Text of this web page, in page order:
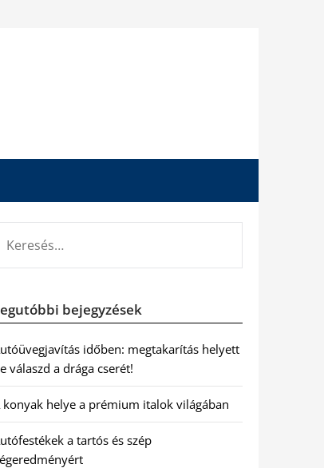
bejegyzések
időben: megtakarítás helyett
válaszd a drága cserét!
konyak helye a prémium italok világában
a tartós és szép